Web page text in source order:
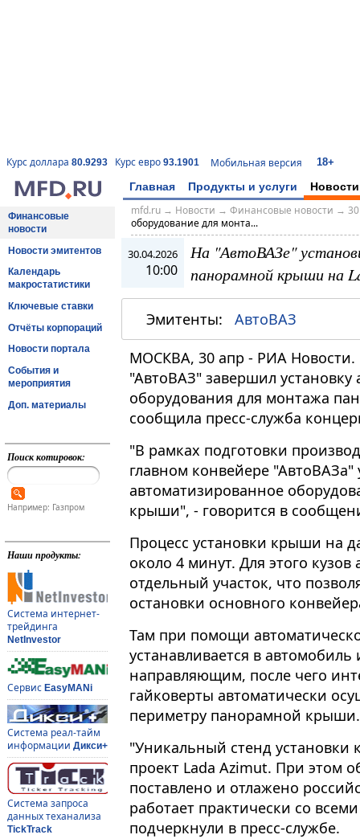
Курс доллара 80.9293 Курс евро 93.1901 Мобильная версия 18+
Главная Продукты и услуги Новости
Финансовые
новости
Новости эмитентов
Календарь
макростатистики
Ключевые ставки
Отчёты корпораций
Новости портала
События и
мероприятия
Доп. материалы
Поиск котировок:
Например: Газпром
Наши продукты:
Система интернет-
трейдинга
NetInvestor
Сервис EasyMANi
Система реал-тайм
информации Дикси+
Система запроса
данных теханализа
TickTrack
mfd.ru→ Новости → Финансовые новости →
оборудование для монта...
30.04.2026
10:00
На "АвтоВАЗе"
панорамной крыши на
Эмитенты: АвтоВАЗ
МОСКВА, 30 апр - РИА Новости.
"АвтоВАЗ" завершил установку
оборудования для монтажа
сообщила пресс-служба
"В рамках подготовки
главном конвейере
автоматизированное
крыши", - говорится в
Процесс установки крыши на
около 4 минут. Для этого
отдельный участок, что
остановки основного
Там при помощи
устанавливается в
направляющим, после чего
гайковерты автоматически
периметру панорамной крыши.
"Уникальный стенд
проект Lada Azimut. При этом
поставлено и отлажено
работает практически со
подчеркнули в пресс-службе.